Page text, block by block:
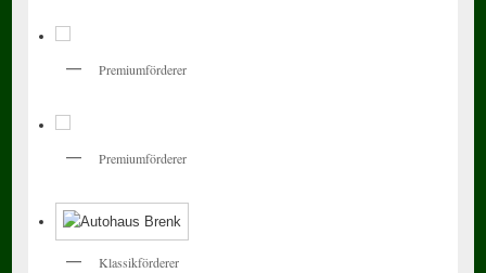
Premiumförderer
Premiumförderer
Klassikförderer